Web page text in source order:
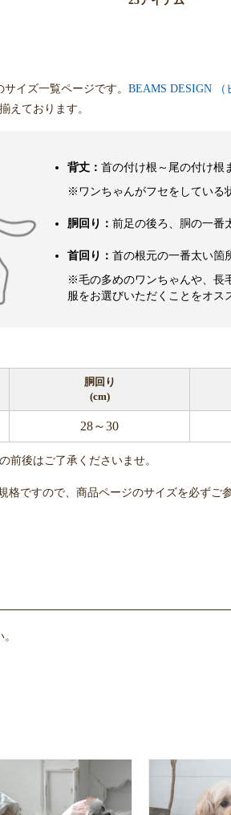
イズ一覧ページです。 BEAMS DESIGN （
えております。
背丈： 首の付け根～尾の付け根
※ワンちゃんがフセをしている
胴回り： 前足の後ろ、胴の一番
首回り： 首の根元の一番太い箇
※毛の多めのワンちゃんや、長
服をお選びいただくことをオス
胴回り
(cm)
28～30
前後はご了承くださいませ。
ですので、商品ページのサイズを必ずご
る カートへ進む